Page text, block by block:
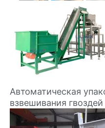
Автоматическая
взвешивания гвоздей